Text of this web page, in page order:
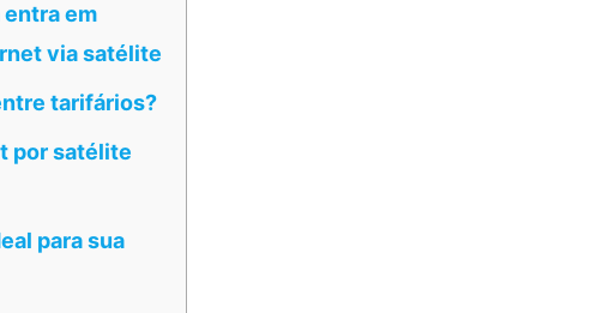
entra em
via satélite
tarifários?
por satélite
para sua